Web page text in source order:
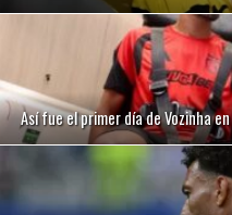
Así fue el primer día de Vozinha